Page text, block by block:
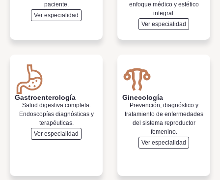
paciente.
Ver especialidad
enfoque médico y estético
integral.
Ver especialidad
Gastroenterología
Salud digestiva completa.
Endoscopías diagnósticas y
terapéuticas.
Ver especialidad
Ginecología
Prevención, diagnóstico y
tratamiento de enfermedades
del sistema reproductor
femenino.
Ver especialidad